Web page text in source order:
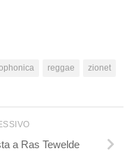
reggae zionet
a Ras Tewelde